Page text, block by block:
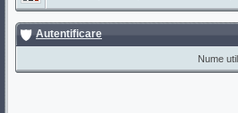
Autentificare
Nume